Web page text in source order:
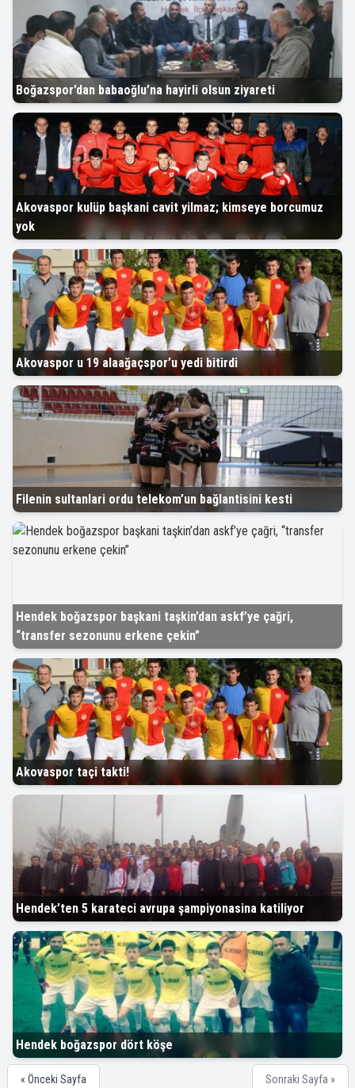
Boğazspor’dan babaoğlu’na hayirli olsun ziyareti
Akovaspor kulüp başkani cavit yilmaz; kimseye borcumuz
yok
Akovaspor u 19 alaağaçspor’u yedi bitirdi
Filenin sultanlari ordu telekom’un bağlantisini kesti
Hendek boğazspor başkani taşkin’dan askf’ye çağri,
“transfer sezonunu erkene çekin”
Akovaspor taçi takti!
Hendek’ten 5 karateci avrupa şampiyonasina katiliyor
Hendek boğazspor dört köşe
« Önceki Sayfa Sonraki Sayfa »